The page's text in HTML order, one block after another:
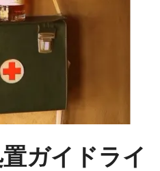
ガイドライ